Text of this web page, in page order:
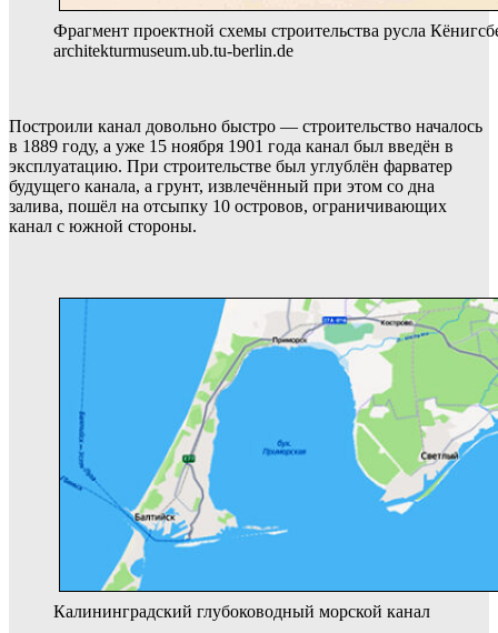
Фрагмент проектной схемы строительства русла
architekturmuseum.ub.tu-berlin.de
Построили канал довольно быстро — строительство началось
в 1889 году, а уже 15 ноября 1901 года канал был введён в
эксплуатацию. При строительстве был углублён фарватер
будущего канала, а грунт, извлечённый при этом со дна
залива, пошёл на отсыпку 10 островов, ограничивающих
канал с южной стороны.
Калининградский глубоководный морской канал